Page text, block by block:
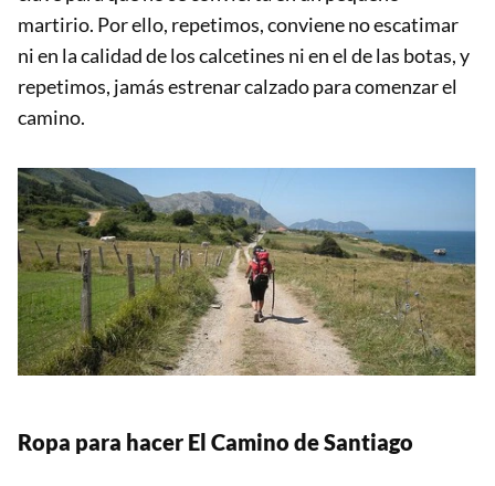
martirio. Por ello, repetimos, conviene no escatimar
ni en la calidad de los calcetines ni en el de las botas, y
repetimos, jamás estrenar calzado para comenzar el
camino.
Ropa para hacer El Camino de Santiago